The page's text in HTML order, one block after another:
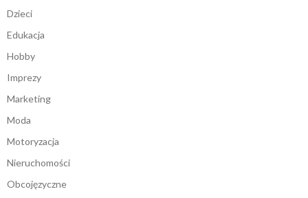
Dzieci
Edukacja
Hobby
Imprezy
Marketing
Moda
Motoryzacja
Nieruchomości
Obcojęzyczne